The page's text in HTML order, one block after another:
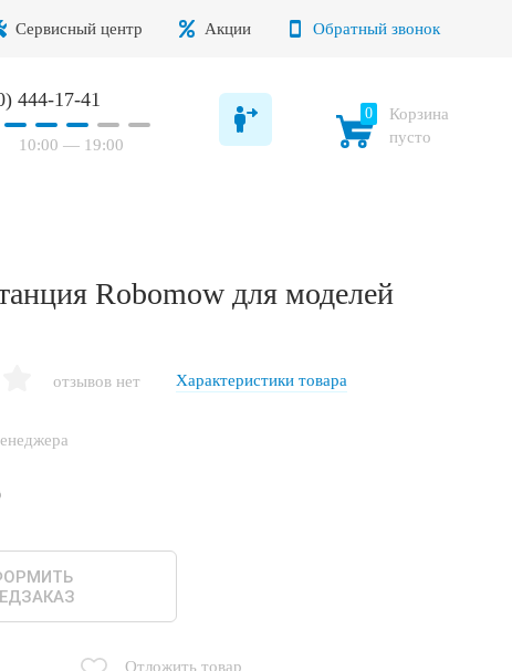
Сервисный центр Акции Обратный звонок
444-17-41
10:00 — 19:00
Корзина
пусто
0
Robomow для моделей
отзывов нет Характеристики товара
Отложить товар